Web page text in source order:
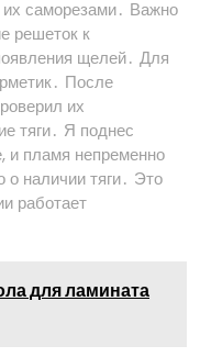
саморезами․ Важно
решеток к
щелей․ Для
После
их
тяги․ Я поднес
и пламя непременно
о наличии тяги․ Это
работает
для ламината